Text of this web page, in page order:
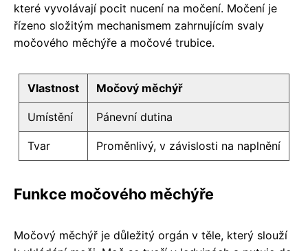
které vyvolávají pocit nucení na močení. Močení je
řízeno složitým mechanismem zahrnujícím svaly
močového měchýře a močové trubice.
Vlastnost Močový měchýř
Umístění Pánevní dutina
Tvar Proměnlivý, v závislosti na naplnění
Funkce močového měchýře
Močový měchýř je důležitý orgán v těle, který slouží